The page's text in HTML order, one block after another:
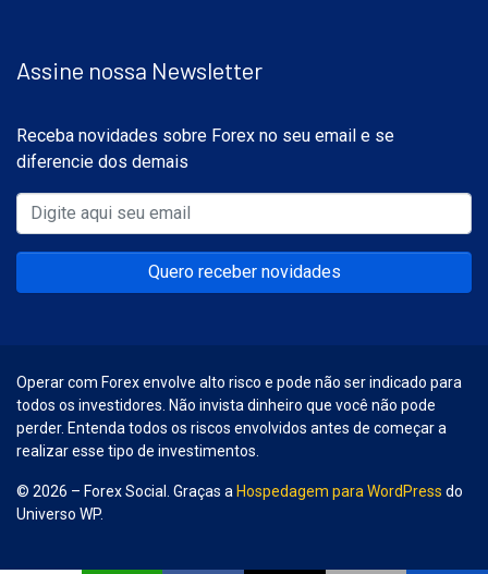
Assine nossa Newsletter
Receba novidades sobre Forex no seu email e se
diferencie dos demais
Quero receber novidades
Operar com Forex envolve alto risco e pode não ser indicado para
todos os investidores. Não invista dinheiro que você não pode
perder. Entenda todos os riscos envolvidos antes de começar a
realizar esse tipo de investimentos.
© 2026 – Forex Social. Graças a Hospedagem para WordPress do
Universo WP.